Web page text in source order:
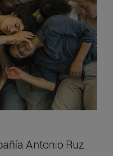
Antonio Ruz